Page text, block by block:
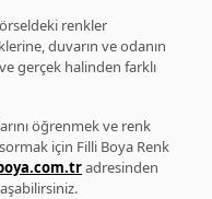
renkler
duvarın ve odanın
gerçek halinden farklı
öğrenmek ve renk
için Filli Boya Renk
adresinden